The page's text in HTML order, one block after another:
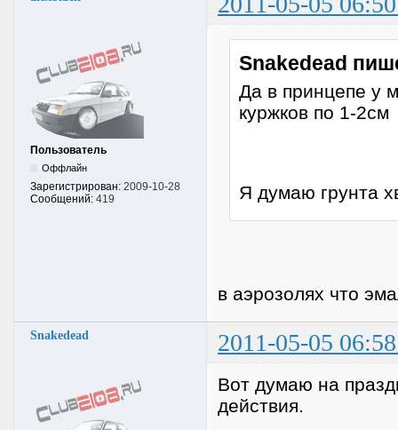
Пользователь
Оффлайн
Зарегистрирован: 2009-10-28
Сообщений: 419
Snakedead
Да в принцепе у
куржков по 1-2см
Я думаю грунта
в аэрозолях что
Snakedead 2011-05-05
Вот думаю на
действия.